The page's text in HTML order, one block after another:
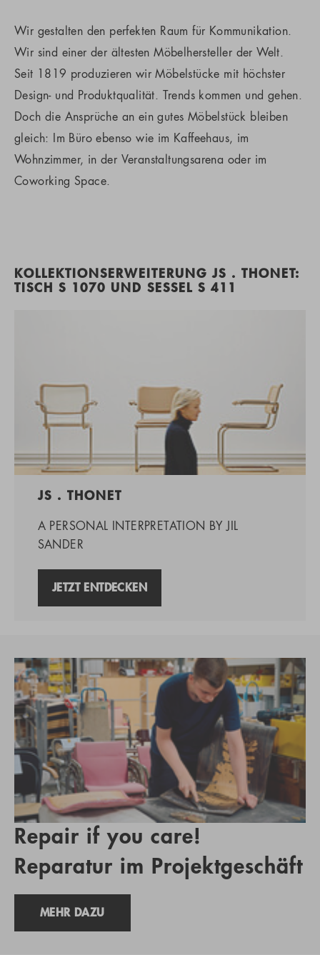
Wir gestalten den perfekten Raum für Kommunikation.
Wir sind einer der ältesten Möbelhersteller der Welt.
Seit 1819 produzieren wir Möbelstücke mit höchster
Design- und Produktqualität. Trends kommen und gehen.
Doch die Ansprüche an ein gutes Möbelstück bleiben
gleich: Im Büro ebenso wie im Kaffeehaus, im
Wohnzimmer, in der Veranstaltungsarena oder im
Coworking Space.
KOLLEKTIONSERWEITERUNG JS . THONET:
TISCH S 1070 UND SESSEL S 411
JS . THONET
A PERSONAL INTERPRETATION BY JIL
SANDER
JETZT ENTDECKEN
Repair if you care!
Reparatur im Projektgeschäft
MEHR DAZU